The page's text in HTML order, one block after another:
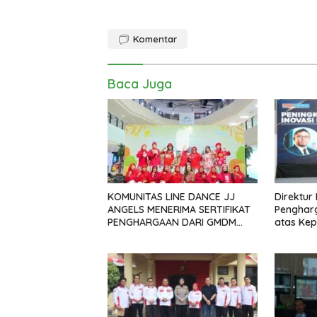
Komentar
Baca Juga
KOMUNITAS LINE DANCE JJ
ANGELS MENERIMA SERTIFIKAT
PENGHARGAAN DARI GMDM
Direktur
atas
“Zebra
Tahun